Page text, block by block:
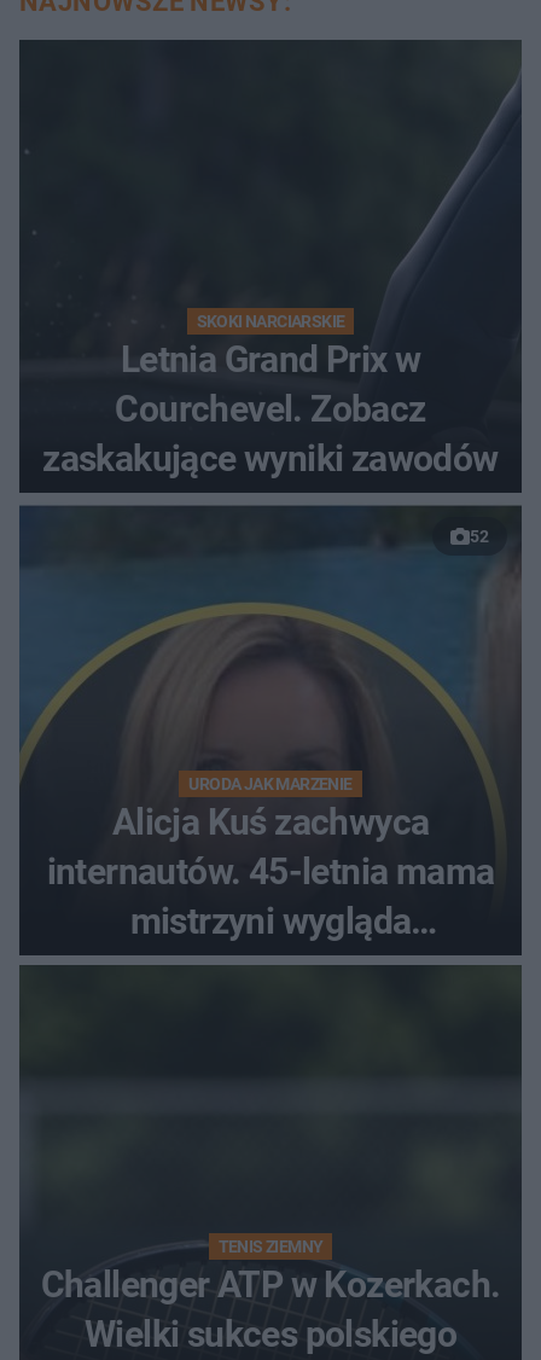
SKOKI NARCIARSKIE
Letnia Grand Prix w
Courchevel. Zobacz
zaskakujące wyniki zawodów
52
URODA JAK MARZENIE
Alicja Kuś zachwyca
internautów. 45-letnia mama
mistrzyni wygląda
zjawiskowo
TENIS ZIEMNY
Challenger ATP w Kozerkach.
Wielki sukces polskiego